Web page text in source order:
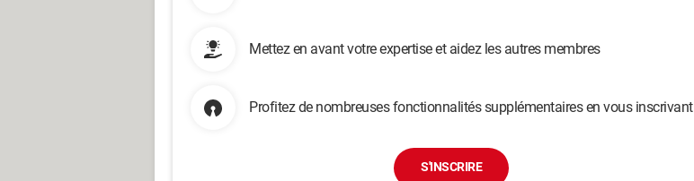
Mettez en avant votre expertise et aidez les autres membres
Profitez de nombreuses fonctionnalités supplémentaires en vous inscrivant
S'INSCRIRE